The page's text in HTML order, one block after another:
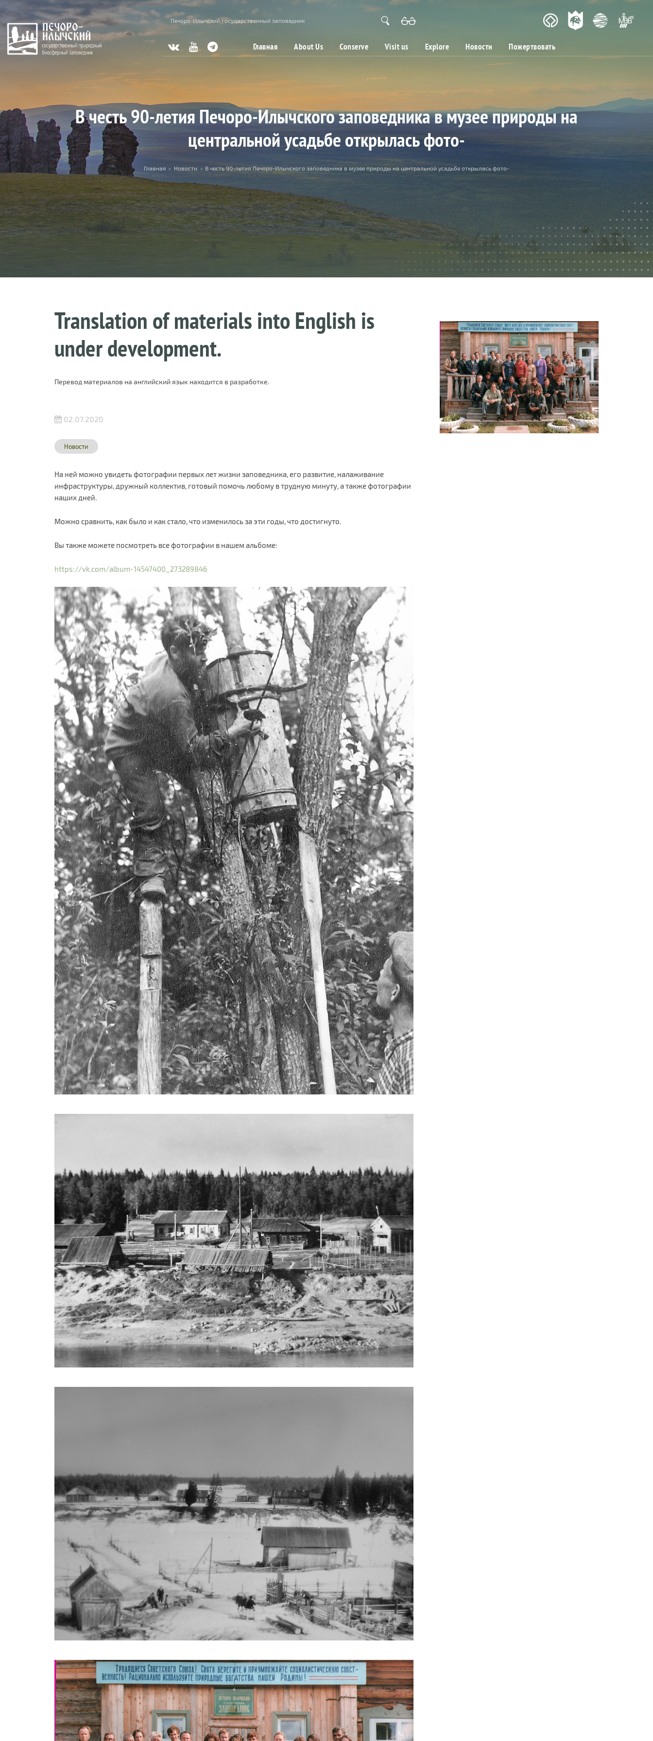
Skip to main content
Печоро-Илычский государственный заповедник
Главная About Us Conserve Visit us Explore Новости Пожертвовать
В честь 90-летия Печоро-Илычского заповедника в музее природы на
центральной усадьбе открылась фото-
You are here Главная » Новости » В честь 90-летия Печоро-Илычского заповедника в музее природы на центральной усадьбе открылась фото-
Translation of materials into English is
under development.
Перевод материалов на английский язык находится в разработке.
02.07.2020
Новости
На ней можно увидеть фотографии первых лет жизни заповедника, его развитие, налаживание
инфраструктуры, дружный коллектив, готовый помочь любому в трудную минуту, а также фотографии
наших дней.
Можно сравнить, как было и как стало, что изменилось за эти годы, что достигнуто.
Вы также можете посмотреть все фотографии в нашем альбоме:
https://vk.com/album-14547400_273289846